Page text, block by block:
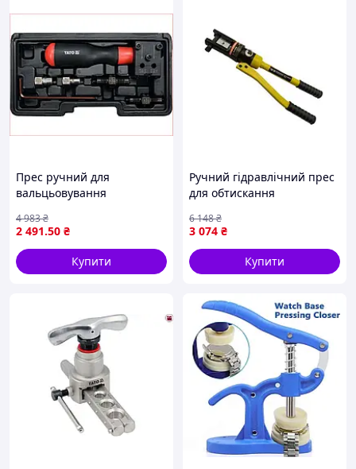
Прес ручний для
вальцьовування
6.35 мм YATO 14 предметів
для монтажу трубок
2 491.50 ₴
4 983₴
Купити
Ручний гідравлічний прес
для обтискання
300 мм2), Прес для
наконеч Доставка по
Україні
3 074 ₴
6 148₴
Купити